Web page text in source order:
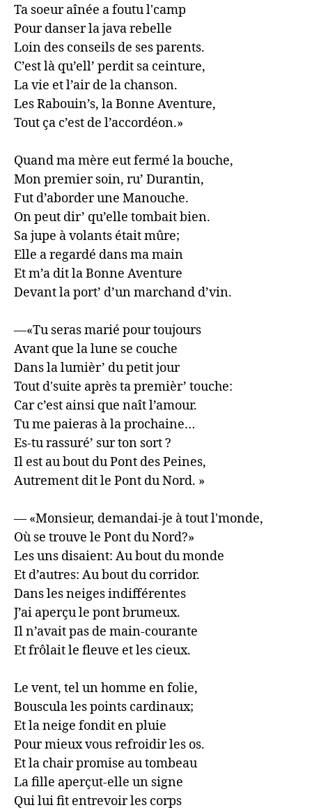
Ta soeur aînée a foutu l'camp
Pour danser la java rebelle
Loin des conseils de ses parents.
C’est là qu’ell’ perdit sa ceinture,
La vie et l’air de la chanson.
Les Rabouin’s, la Bonne Aventure,
Tout ça c’est de l’accordéon.»
Quand ma mère eut fermé la bouche,
Mon premier soin, ru’ Durantin,
Fut d’aborder une Manouche.
On peut dir’ qu’elle tombait bien.
Sa jupe à volants était mûre;
Elle a regardé dans ma main
Et m’a dit la Bonne Aventure
Devant la port’ d’un marchand d’vin.
—«Tu seras marié pour toujours
Avant que la lune se couche
Dans la lumièr’ du petit jour
Tout d'suite après ta premièr’ touche:
Car c’est ainsi que naît l’amour.
Tu me paieras à la prochaine…
Es-tu rassuré’ sur ton sort ?
Il est au bout du Pont des Peines,
Autrement dit le Pont du Nord. »
— «Monsieur, demandai-je à tout l'monde,
Où se trouve le Pont du Nord?»
Les uns disaient: Au bout du monde
Et d’autres: Au bout du corridor.
Dans les neiges indifférentes
J’ai aperçu le pont brumeux.
Il n’avait pas de main-courante
Et frôlait le fleuve et les cieux.
Le vent, tel un homme en folie,
Bouscula les points cardinaux;
Et la neige fondit en pluie
Pour mieux vous refroidir les os.
Et la chair promise au tombeau
La fille aperçut-elle un signe
Qui lui fit entrevoir les corps